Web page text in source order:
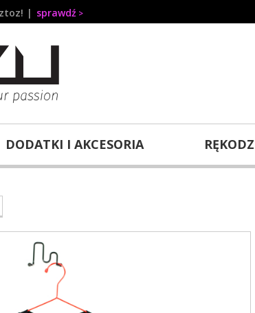
sprawdź
DODATKI I AKCESORIA